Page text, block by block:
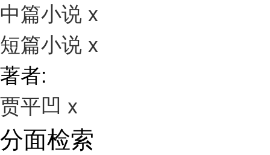
中篇小说 x
短篇小说 x
著者:
贾平凹 x
分面检索